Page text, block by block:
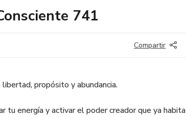
741
Compartir
propósito y abundancia.
tu energía y activar el poder creador que ya habita